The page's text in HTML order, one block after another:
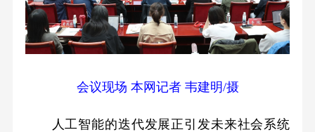
会议现场 本网记者 韦建明/摄
人工智能的迭代发展正引发未来社会系统